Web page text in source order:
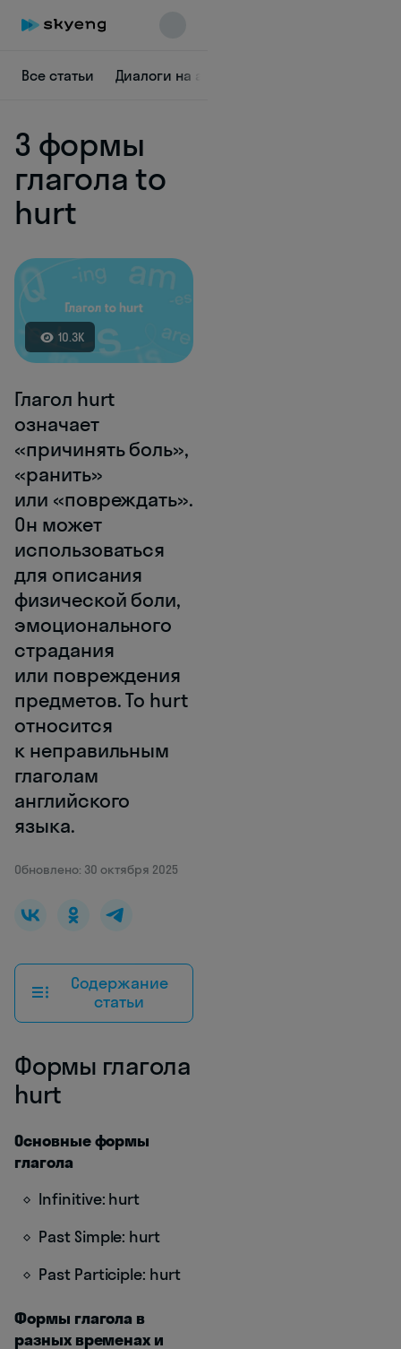
Все статьи Диалоги на английском
3 формы
глагола to
hurt
10.3K
Глагол hurt
означает
«причинять боль»,
«ранить»
или «повреждать».
Он может
использоваться
для описания
физической боли,
эмоционального
страдания
или повреждения
предметов. To hurt
относится
к неправильным
глаголам
английского
языка.
Обновлено: 30 октября 2025
Содержание
статьи
Формы глагола
hurt
Основные формы
глагола
Infinitive: hurt
Past Simple: hurt
Past Participle: hurt
Формы глагола в
разных временах и
Skyeng Chat